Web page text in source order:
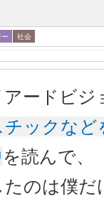
社会
ードビ
ックなど
を読んで、
のは僕だ